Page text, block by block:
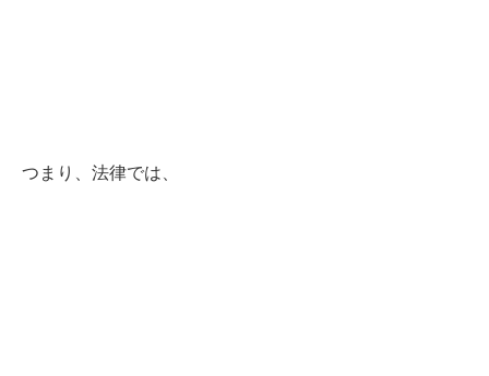
つまり、法律では、